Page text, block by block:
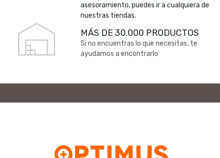
asesoramiento, puedes ir a cualquiera de
nuestras tiendas.
MÁS DE 30.000 PRODUCTOS
Si no encuentras lo que necesitas, te
ayudamos a encontrarlo